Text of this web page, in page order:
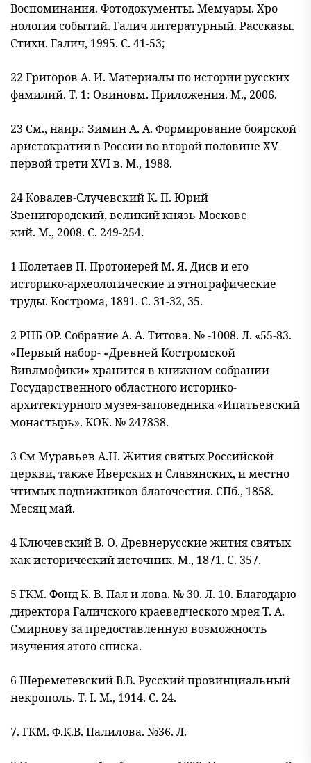
Воспоминания. Фотодокументы. Мемуары. Хро
нология событий. Галич литературный. Рассказы.
Стихи. Галич, 1995. С. 41-53;
22 Григоров А. И. Материалы по истории русских
фамилий. Т. 1: Овиновм. Приложения. М., 2006.
23 См., наир.: Зимин А. А. Формирование боярской
аристократии в России во второй половине XV-
первой трети XVI в. М., 1988.
24 Ковалев-Случевский К. П. Юрий
Звенигородский, великий князь Московс
кий. М., 2008. С. 249-254.
1 Полетаев П. Протоиерей М. Я. Дисв и его
историко-археологические и этнографические
труды. Кострома, 1891. С. 31-32, 35.
2 РНБ ОР. Собрание А. А. Титова. № -1008. Л. «55-83.
«Первый набор- «Древней Костромской
Вивлмофики» хранится в книжном собрании
Государственного областного историко-
архитектурного музея-заповедника «Ипатьевский
монастырь». КОК. № 247838.
3 См Муравьев А.Н. Жития святых Российской
церкви, также Иверских и Славянских, и местно
чтимых подвижников благочестия. СПб., 1858.
Месяц май.
4 Ключевский В. О. Древнерусские жития святых
как исторический источник. М., 1871. С. 357.
5 ГКМ. Фонд К. В. Пал и лова. № 30. Л. 10. Благодарю
директора Галичского краеведческого мрея Т. А.
Смирнову за предоставленную возможность
изучения этого списка.
6 Шереметевский В.В. Русский провинциальный
некрополь. Т. I. М., 1914. С. 24.
7. ГКМ. Ф.К.В. Палилова. №36. Л.